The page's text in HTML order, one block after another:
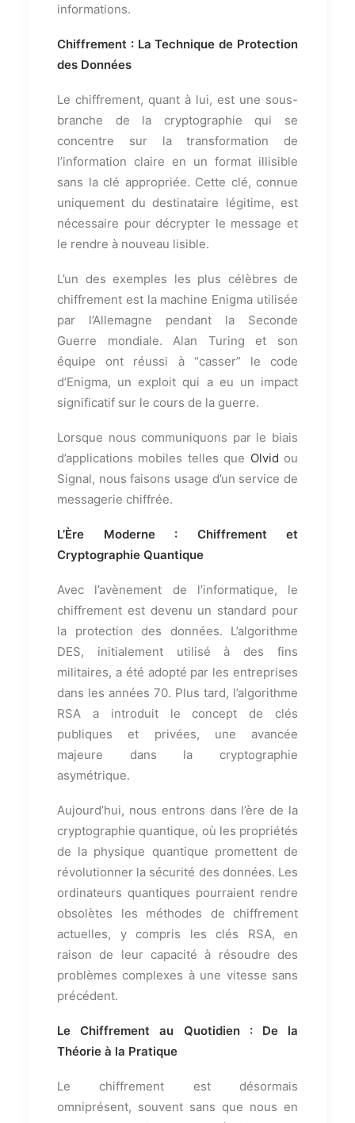
informations.
Chiffrement : La Technique de Protection
des Données
Le chiffrement, quant à lui, est une sous-
branche de la cryptographie qui se
concentre sur la transformation de
l’information claire en un format illisible
sans la clé appropriée. Cette clé, connue
uniquement du destinataire légitime, est
nécessaire pour décrypter le message et
le rendre à nouveau lisible.
L’un des exemples les plus célèbres de
chiffrement est la machine Enigma utilisée
par l’Allemagne pendant la Seconde
Guerre mondiale. Alan Turing et son
équipe ont réussi à “casser” le code
d’Enigma, un exploit qui a eu un impact
significatif sur le cours de la guerre.
Lorsque nous communiquons par le biais
d’applications mobiles telles que Olvid ou
Signal, nous faisons usage d’un service de
messagerie chiffrée.
L’Ère Moderne : Chiffrement et
Cryptographie Quantique
Avec l’avènement de l’informatique, le
chiffrement est devenu un standard pour
la protection des données. L’algorithme
DES, initialement utilisé à des fins
militaires, a été adopté par les entreprises
dans les années 70. Plus tard, l’algorithme
RSA a introduit le concept de clés
publiques et privées, une avancée
majeure dans la cryptographie
asymétrique.
Aujourd’hui, nous entrons dans l’ère de la
cryptographie quantique, où les propriétés
de la physique quantique promettent de
révolutionner la sécurité des données. Les
ordinateurs quantiques pourraient rendre
obsolètes les méthodes de chiffrement
actuelles, y compris les clés RSA, en
raison de leur capacité à résoudre des
problèmes complexes à une vitesse sans
précédent.
Le Chiffrement au Quotidien : De la
Théorie à la Pratique
Le chiffrement est désormais
omniprésent, souvent sans que nous en